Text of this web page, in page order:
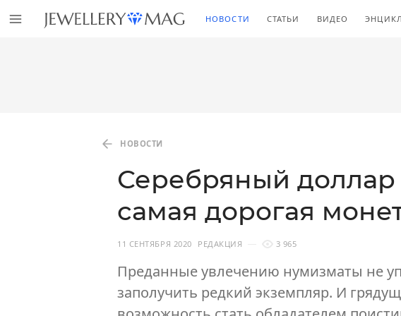
НОВОСТИ СТАТЬИ ВИДЕО
НОВОСТИ
Серебряный доллар
самая дорогая
11 СЕНТЯБРЯ 2020 РЕДАКЦИЯ 3 965
Преданные увлечению нумизматы не
заполучить редкий экземпляр. И